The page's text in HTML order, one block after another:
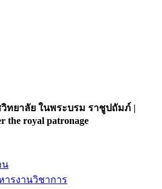
วิทยาลัย ในพระบรม ราชูปถัมภ์ |
the royal patronage
น
ารงานวิชาการ